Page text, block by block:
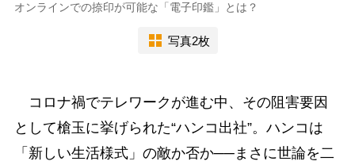
オンラインでの捺印が可能な「電子印鑑」とは？
写真2枚
コロナ禍でテレワークが進む中、その阻害要因
として槍玉に挙げられた“ハンコ出社”。ハンコは
「新しい生活様式」の敵か否か──まさに世論を二